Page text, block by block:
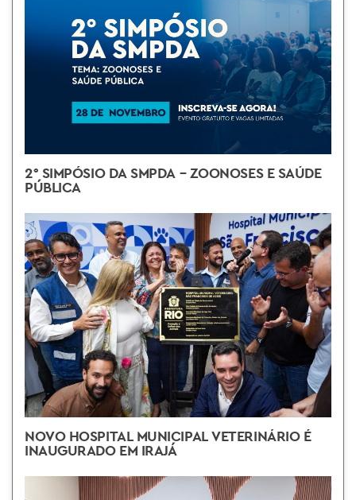
2° SIMPÓSIO DA SMPDA – ZOONOSES E SAÚDE
PÚBLICA
NOVO HOSPITAL MUNICIPAL VETERINÁRIO É
INAUGURADO EM IRAJÁ